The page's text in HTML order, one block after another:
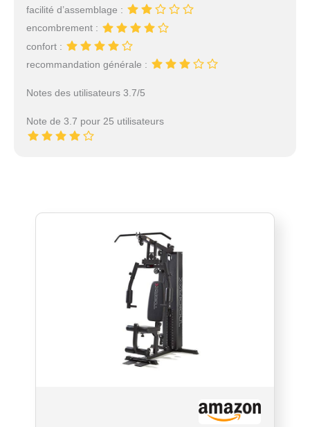
facilité d’assemblage :
encombrement :
confort :
recommandation générale :
Notes des utilisateurs 3.7/5
Note de 3.7 pour 25 utilisateurs